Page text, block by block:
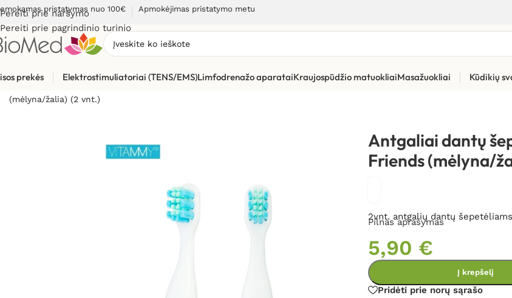
Pereiti prie naršymo
Pereiti prie pagrindinio turinio
pristatymas nuo 100€ Apmokėjimas pristatymo metu
prekės Elektrostimuliatoriai (TENS/EMS)Limfodrenažo aparataiKraujospūdžio matuokliaiMasažuokliai Kūdikių
Sveikatos priežiūrai Dantų šepetėlių pakaitinės galvutės ir
(mėlyna/žalia) (2 vnt.)
Antgaliai dantų
Friends (mėlyna/
2vnt. antgalių dantų
Pilnas aprašymas
5,90 €
Į krepšelį
Pridėti prie norų sąrašo